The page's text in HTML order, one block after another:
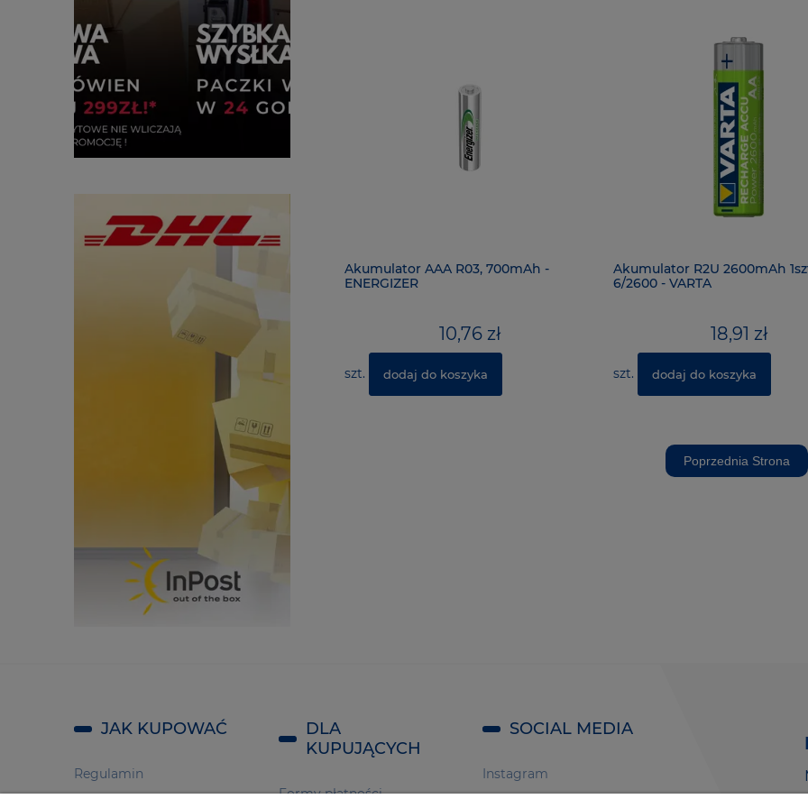
Akumulator AAA R03, 700mAh -
ENERGIZER
10,76 zł
szt. dodaj do koszyka
Akumulator R2U 2600mAh
6/2600 - VARTA
18,91 zł
szt. dodaj do koszyka
Poprzednia Strona
JAK KUPOWAĆ
Regulamin
Polityka prywatności
DLA
KUPUJĄCYCH
Formy płatności
SOCIAL MEDIA
Instagram
Facebook